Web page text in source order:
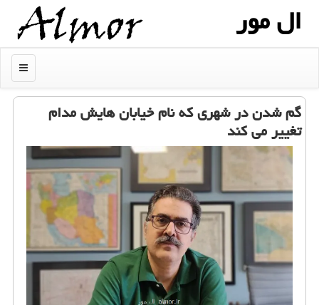
ال مور
منو
گم شدن در شهری که نام خیابان هایش مدام
تغییر می کند